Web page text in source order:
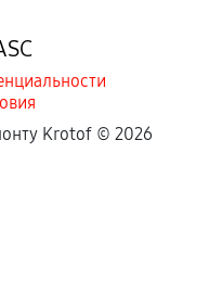
Krotof © 2026